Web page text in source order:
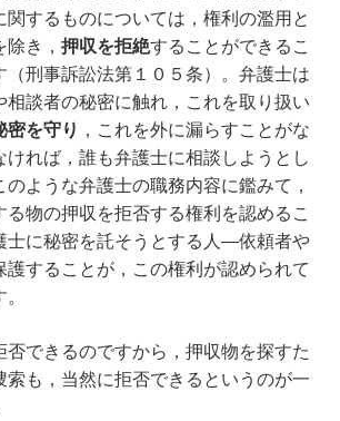
するものについては，権利の濫用と
除き，押収を拒絶することができるこ
（刑事訴訟法第１０５条）。弁護士は
相談者の秘密に触れ，これを取り扱い
密を守り ，これを外に漏らすことがな
ければ，誰も弁護士に相談しようとし
ような弁護士の職務内容に鑑みて，
物の押収を拒否する権利を認めるこ
士に秘密を託そうとする人―依頼者や
することが，この権利が認められて
否できるのですから，押収物を探すた
索も，当然に拒否できるというのが一